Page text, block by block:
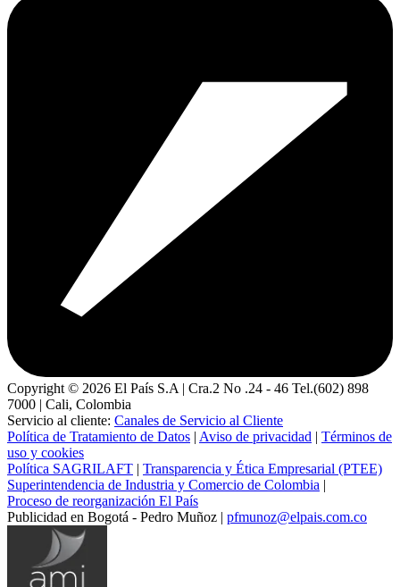
Copyright © 2026 El País S.A | Cra.2 No .24 - 46 Tel.(602) 898
7000 | Cali, Colombia
Servicio al cliente: Canales de Servicio al Cliente
Política de Tratamiento de Datos | Aviso de privacidad | Términos de
uso y cookies
Política SAGRILAFT | Transparencia y Ética Empresarial (PTEE)
Superintendencia de Industria y Comercio de Colombia |
Proceso de reorganización El País
Publicidad en Bogotá - Pedro Muñoz | pfmunoz@elpais.com.co